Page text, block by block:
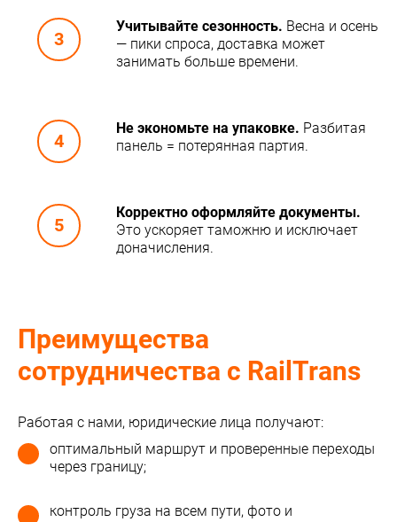
Учитывайте сезонность. Весна и осень
— пики спроса, доставка может
занимать больше времени.
Не экономьте на упаковке. Разбитая
панель = потерянная партия.
Корректно оформляйте документы.
Это ускоряет таможню и исключает
доначисления.
Преимущества
сотрудничества с RailTrans
Работая с нами, юридические лица получают:
оптимальный маршрут и проверенные переходы
через границу;
контроль груза на всем пути, фото и